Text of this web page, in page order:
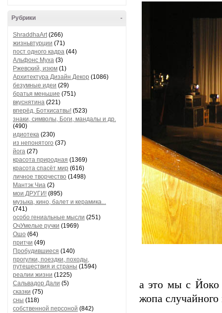
-
Рубрики
ShraddhaArt(266)
жизньвтурции (71)
пост одного кадра (44)
Альфонс Муха (3)
Ржевский, изюм (1)
Архитектура Дизайн Декор (1086)
безумные идеи (29)
братья меньшие (751)
вкуснятина (221)
вперёд, Ботхисатвы! (523)
знаки, символы, Боги, мандалы и др.
(490)
идиотека (230)
из непонятого (37)
йога (27)
красота природная (1369)
красота спасёт мир (616)
личное творчество (1498)
Мантэк Чиа (2)
мои ДРУГИ! (895)
музыка, кино, балет и керамика...
(741)
особо гениальные мысли (251)
ОчУмелые ручки (1969)
Ошо (64)
притчи (49)
Пробудившиеся (140)
прогулки, поездки, походы,
путешествия и страны (1594)
реалии жизни (1225)
Сальвадор Дали (5)
сказки (75)
сны (118)
собственной персоной (842)
а это мы с Йоко
жопа случайного